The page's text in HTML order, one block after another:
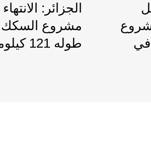
في
مشروع السكك
طوله 121 كيلومترا